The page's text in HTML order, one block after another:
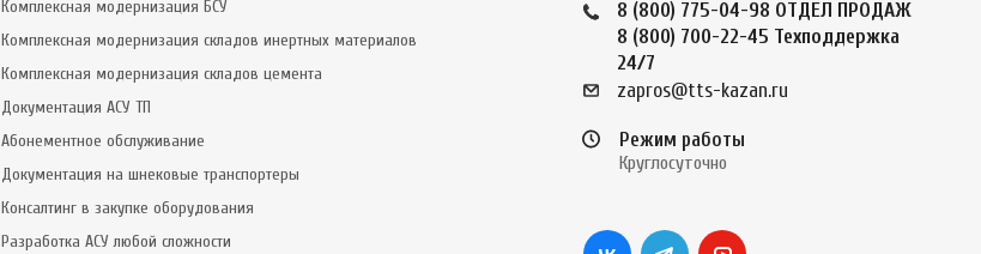
Комплексная модернизация БСУ
Комплексная модернизация складов инертных материалов
Комплексная модернизация складов цемента
Документация АСУ ТП
Абонементное обслуживание
Документация на шнековые транспортеры
Консалтинг в закупке оборудования
Разработка АСУ любой сложности
8 (800) 775-04-98 ОТДЕЛ ПРОДАЖ
8 (800) 700-22-45 Техподдержка
24/7
zapros@tts-kazan.ru
Режим работы
Круглосуточно